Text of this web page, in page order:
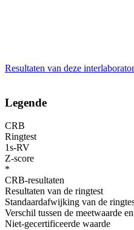
Resultaten van deze
Legende
CRB
Ringtest
1s-RV
Z-score
*
CRB-resultaten
Resultaten van de ringtest
Standaardafwijking van de
Verschil tussen de meetwaarde
Niet-gecertificeerde waarde